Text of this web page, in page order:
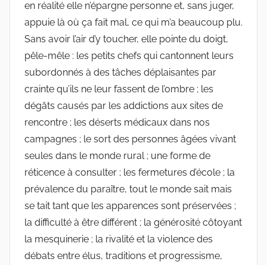
en réalité elle n’épargne personne et, sans juger,
appuie là où ça fait mal, ce qui m’a beaucoup plu.
Sans avoir l’air d’y toucher, elle pointe du doigt,
pêle-mêle : les petits chefs qui cantonnent leurs
subordonnés à des tâches déplaisantes par
crainte qu’ils ne leur fassent de l’ombre ; les
dégâts causés par les addictions aux sites de
rencontre ; les déserts médicaux dans nos
campagnes ; le sort des personnes âgées vivant
seules dans le monde rural ; une forme de
réticence à consulter ; les fermetures d’école ; la
prévalence du paraître, tout le monde sait mais
se tait tant que les apparences sont préservées ;
la difficulté à être différent ; la générosité côtoyant
la mesquinerie ; la rivalité et la violence des
débats entre élus, traditions et progressisme,